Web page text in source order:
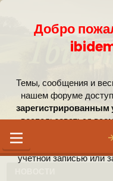
Добро
Темы, сообщения и
нашем форуме
зарегистрированным
воспользоваться
которые предлагает
необходимо войти в
учётной записью или